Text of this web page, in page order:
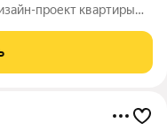
проект кваpтиpы
на peку и